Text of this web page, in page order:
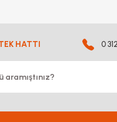
HATTI 0 312